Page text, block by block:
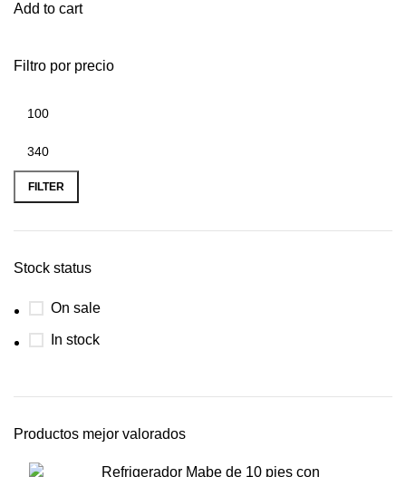
Filtro por precio
FILTER
Stock status
On sale
In stock
Productos mejor valorados
Refrigerador Mabe de 10 pies con
Add to cart